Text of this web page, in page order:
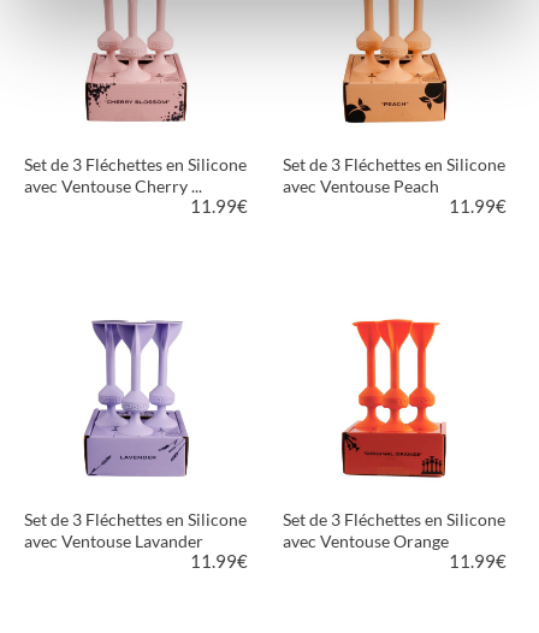
Set de 3 Fléchettes en Silicone
avec Ventouse Cherry ...
11.99€
Set de 3 Fléchettes en Silicone
avec Ventouse Peach
11.99€
Set de 3 Fléchettes en Silicone
avec Ventouse Lavander
11.99€
Set de 3 Fléchettes en Silicone
avec Ventouse Orange
11.99€